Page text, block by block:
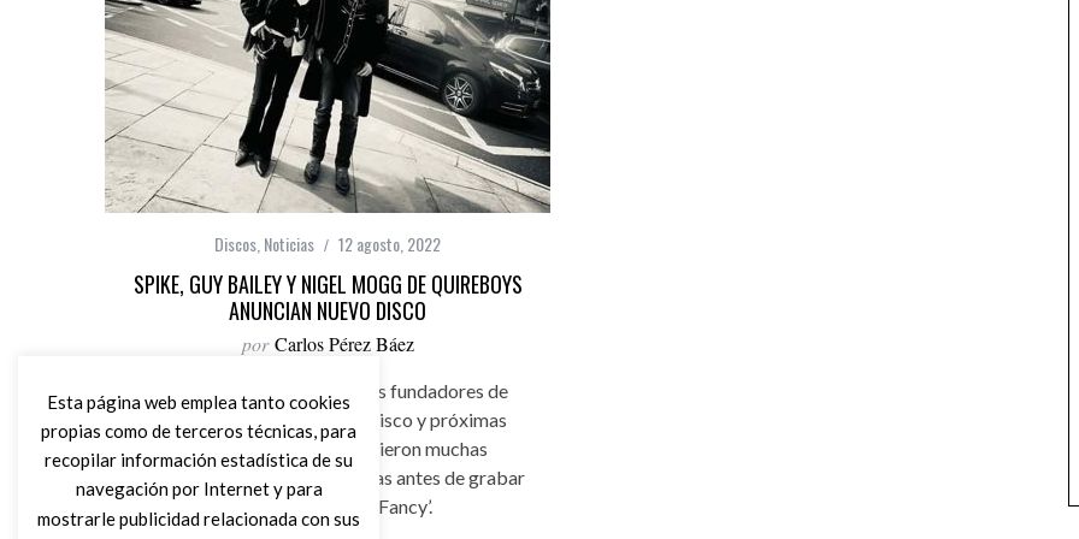
Discos Noticias 12 agosto, 2022
SPIKE, GUY BAILEY Y NIGEL MOGG DE QUIREBOYS
ANUNCIAN NUEVO DISCO
por Carlos Pérez Báez
Spike y Guy Bailey miembros fundadores de
Quireboys anuncian nuevo disco y próximas
conceirtos. Ambos escribieron muchas
canciones inacabadas e inéditas antes de grabar
‘A Bit of What You Fancy’.
Esta página web emplea tanto cookies
propias como de terceros técnicas, para
recopilar información estadística de su
navegación por Internet y para
mostrarle publicidad relacionada con sus